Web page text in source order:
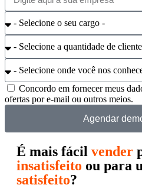
Concordo em fornecer meus
ofertas por e-mail ou outros meios.
Agendar
É mais fácil vender
insatisfeito ou para
satisfeito?